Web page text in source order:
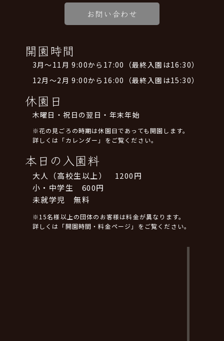
お問い合わせ
開園時間
3月～11月 9:00から17:00（最終入園は16:30）
12月～2月 9:00から16:00（最終入園は15:30）
休園日
木曜日・祝日の翌日・年末年始
※花の見ごろの時期は休園日であっても開園します。
詳しくは「カレンダー」をご覧ください。
本日の入園料
大人（高校生以上） 1200円
小・中学生 600円
未就学児 無料
※15名様以上の団体のお客様は料金が異なります。
詳しくは「開園時間・料金ページ」をご覧ください。